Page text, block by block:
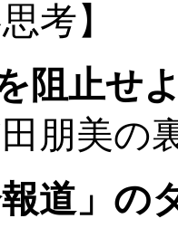
考】
阻止せ
朋美の
報道」の